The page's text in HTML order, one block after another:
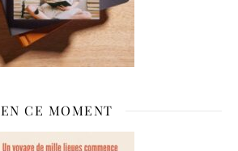
EN CE MOMENT